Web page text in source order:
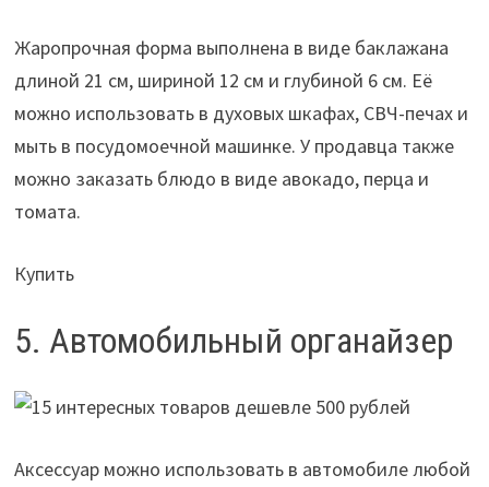
Жаропрочная форма выполнена в виде баклажана
длиной 21 см, шириной 12 см и глубиной 6 см. Её
можно использовать в духовых шкафах, СВЧ-печах и
мыть в посудомоечной машинке. У продавца также
можно заказать блюдо в виде авокадо, перца и
томата.
Купить
5. Автомобильный органайзер
Аксессуар можно использовать в автомобиле любой